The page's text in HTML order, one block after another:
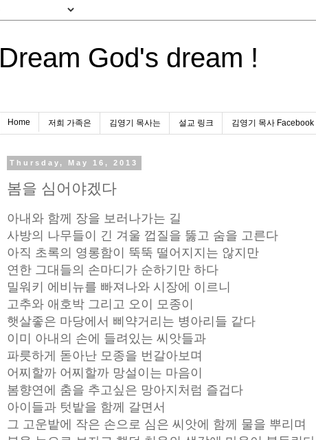
Dream God's dream !
Home 저희 가족은 김영기 목사는 설교 링크 김영기 목사 Facebook
Thursday, May 16, 2013
봄을 심어야겠다
아내와 함께 장을 보러나가는 길
사방의 나무들이 긴 겨울 껍질을 뚫고 숨을 고른다
아직 초록의 영롱함이 뚝뚝 떨어지지는 않지만
연한 그대들의 손마디가 순하기만 하다
밀워키 에비뉴를 빠져나와 시장에 이르니
고추와 애호박 그리고 오이 모종이
햇살좋은 마당에서 삐약거리는 병아리들 같다
이미 아내의 손에 들려있는 씨앗들과
파릇하게 돋아난 모종을 번갈아보며
어찌할까 어찌할까 망설이는 마음이
봄향연에 춤을 추고싶은 망아지처럼 즐겁다
아이들과 텃밭을 함께 갈면서
그 고운밭에 작은 손으로 심은 씨앗에 함께 물을 뿌리며